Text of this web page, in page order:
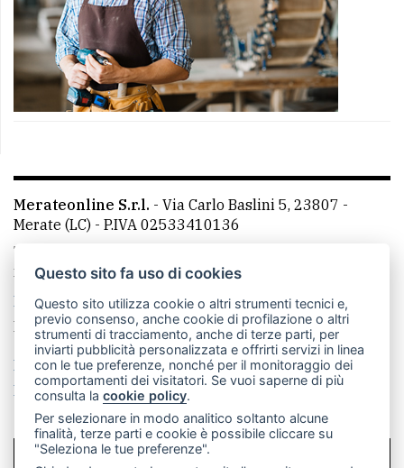
Merateonline S.r.l. - Via Carlo Baslini 5, 23807 -
Merate (LC) - P.IVA 02533410136
Telefono:
mail: redazione@merateonline.it
La redazione
CasateOnline LeccoOnline
RSS
Made by VIP
Privacy policy
Cookie policy
Rivedi le tue scelte sui cookie
SCRIVICI
Questo sito fa uso di cookies
Questo sito utilizza cookie o altri strumenti tecnici e,
previo consenso, anche cookie di profilazione o altri
strumenti di tracciamento, anche di terze parti, per
inviarti pubblicità personalizzata e offrirti servizi in linea
con le tue preferenze, nonché per il monitoraggio dei
comportamenti dei visitatori. Se vuoi saperne di più
consulta lacookie policy.
Per selezionare in modo analitico soltanto alcune
finalità, terze parti e cookie è possibile cliccare su
"Seleziona le tue preferenze".